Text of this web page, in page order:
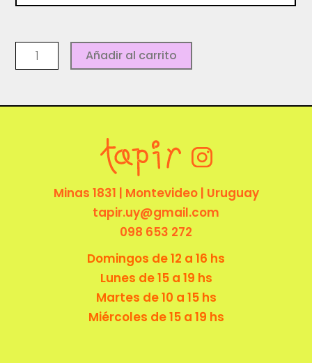
Despojador
flor
Ceramicazinc
Añadir al carrito
Minas 1831 | Montevideo | Uruguay
tapir.uy@gmail.com
098 653 272
Domingos de 12 a 16 hs
Lunes de 15 a 19 hs
Martes de 10 a 15 hs
Miércoles de 15 a 19 hs